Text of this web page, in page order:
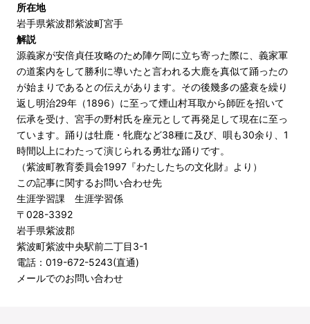
所在地
岩手県紫波郡紫波町宮手
解説
源義家が安倍貞任攻略のため陣ケ岡に立ち寄った際に、義家軍
の道案内をして勝利に導いたと言われる大鹿を真似て踊ったの
が始まりであるとの伝えがあります。その後幾多の盛衰を繰り
返し明治29年（1896）に至って煙山村耳取から師匠を招いて
伝承を受け、宮手の野村氏を座元として再発足して現在に至っ
ています。踊りは牡鹿・牝鹿など38種に及び、唄も30余り、1
時間以上にわたって演じられる勇壮な踊りです。
（紫波町教育委員会1997『わたしたちの文化財』より）
この記事に関するお問い合わせ先
生涯学習課 生涯学習係
〒028-3392
岩手県紫波郡
紫波町紫波中央駅前二丁目3-1
電話：019-672-5243(直通)
メールでのお問い合わせ